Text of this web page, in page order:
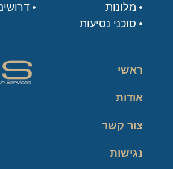
מלונות
סוכני נסיעות
ראשי
אודות
צור קשר
נגישות